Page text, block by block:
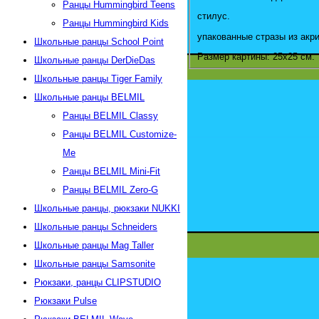
Ранцы Hummingbird Teens
Ранцы Hummingbird Kids
Школьные ранцы School Point
Школьные ранцы DerDieDas
Школьные ранцы Tiger Family
Школьные ранцы BELMIL
Ранцы BELMIL Classy
Ранцы BELMIL Customize-
Me
Ранцы BELMIL Mini-Fit
Ранцы BELMIL Zero-G
Школьные ранцы, рюкзаки NUKKI
Школьные ранцы Schneiders
Школьные ранцы Mag Taller
Школьные ранцы Samsonite
Рюкзаки, ранцы CLIPSTUDIO
Рюкзаки Pulse
стилус.
упакованные стразы из
Размер картины: 25х25 см.